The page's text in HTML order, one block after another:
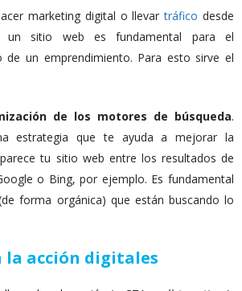
marketing digital o llevartráfico desde
un sitio web es fundamental para el
de un emprendimiento. Para esto sirve el
de los motores de búsqueda.
estrategia que te ayuda a mejorar la
tu sitio web entre los resultados de
o Bing, por ejemplo. Es fundamental
forma orgánica) que están buscando lo
la acción digitales